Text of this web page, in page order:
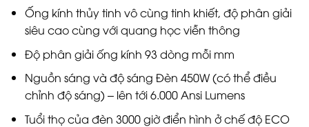
Ống kính thủy tinh vô cùng tinh khiết, độ phân giải
siêu cao cùng với quang học viễn thông
Độ phân giải ống kính 93 dòng mỗi mm
Nguồn sáng và độ sáng Đèn 450W (có thể điều
chỉnh độ sáng) – lên tới 6.000 Ansi Lumens
Tuổi thọ của đèn 3000 giờ điển hình ở chế độ ECO